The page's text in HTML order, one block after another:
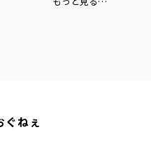
ぐねぇ